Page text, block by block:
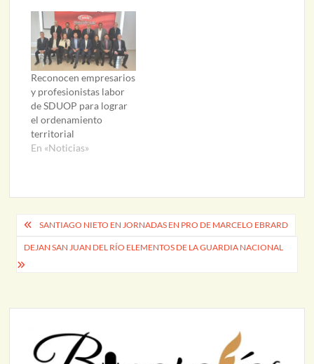
Reconocen empresarios
y profesionistas labor
de SDUOP para lograr
el ordenamiento
territorial
En «Noticias»
Navegación
de
entradas
SANTIAGO NIETO EN JORNADAS EN PRO DE MARCELO EBRARD
DEJAN SAN JUAN DEL RÍO ELEMENTOS DE LA GUARDIA NACIONAL